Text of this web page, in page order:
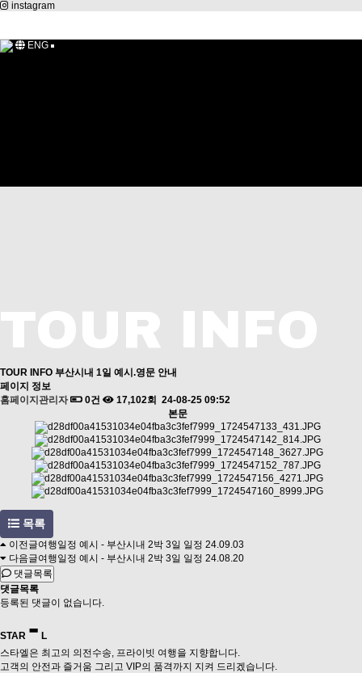
instagram
ENG
TOUR INFO
TOUR INFO 부산시내 1일 예시.영문 안내
페이지 정보
홈페이지관리자
0건 17,102회
24-08-25 09:52
본문
목록
이전글여행일정 예시 - 부산시내 2박 3일 일정 24.09.03
다음글여행일정 예시 - 부산시내 2박 3일 일정 24.08.20
댓글목록
댓글목록
등록된 댓글이 없습니다.
STAR - L
스타엘은 최고의 의전수송, 프라이빗 여행을 지향합니다.
고객의 안전과 즐거움 그리고 VIP의 품격까지 지켜 드리겠습니다.